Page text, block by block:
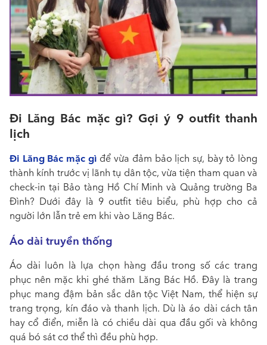
Đi Lăng Bác mặc gì? Gợi ý 9 outfit thanh
lịch
Đi Lăng Bác mặc gì để vừa đảm bảo lịch sự, bày tỏ lòng
thành kính trước vị lãnh tụ dân tộc, vừa tiện tham quan và
check-in tại Bảo tàng Hồ Chí Minh và Quảng trường Ba
Đình? Dưới đây là 9 outfit tiêu biểu, phù hợp cho cả
người lớn lẫn trẻ em khi vào Lăng Bác.
Áo dài truyền thống
Áo dài luôn là lựa chọn hàng đầu trong số các trang
phục nên mặc khi ghé thăm Lăng Bác Hồ. Đây là trang
phục mang đậm bản sắc dân tộc Việt Nam, thể hiện sự
trang trọng, kín đáo và thanh lịch. Dù là áo dài cách tân
hay cổ điển, miễn là có chiều dài qua đầu gối và không
quá bó sát cơ thể thì đều phù hợp.